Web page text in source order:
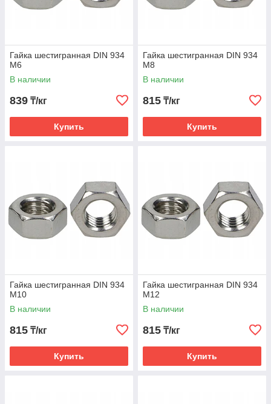
Гайка шестигранная DIN 934
М6
В наличии
839 ₸/кг
Купить
Гайка шестигранная DIN 934
М8
В наличии
815 ₸/кг
Купить
Гайка шестигранная DIN 934
М10
В наличии
815 ₸/кг
Купить
Гайка шестигранная DIN 934
М12
В наличии
815 ₸/кг
Купить